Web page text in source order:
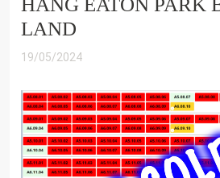
HÀNG EATON PARK
LAND
19/05/2024